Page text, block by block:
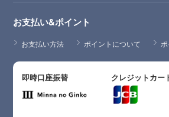
お支払い&ポイント
お支払い方法 ポイントについて
即時口座振替 クレジットカー